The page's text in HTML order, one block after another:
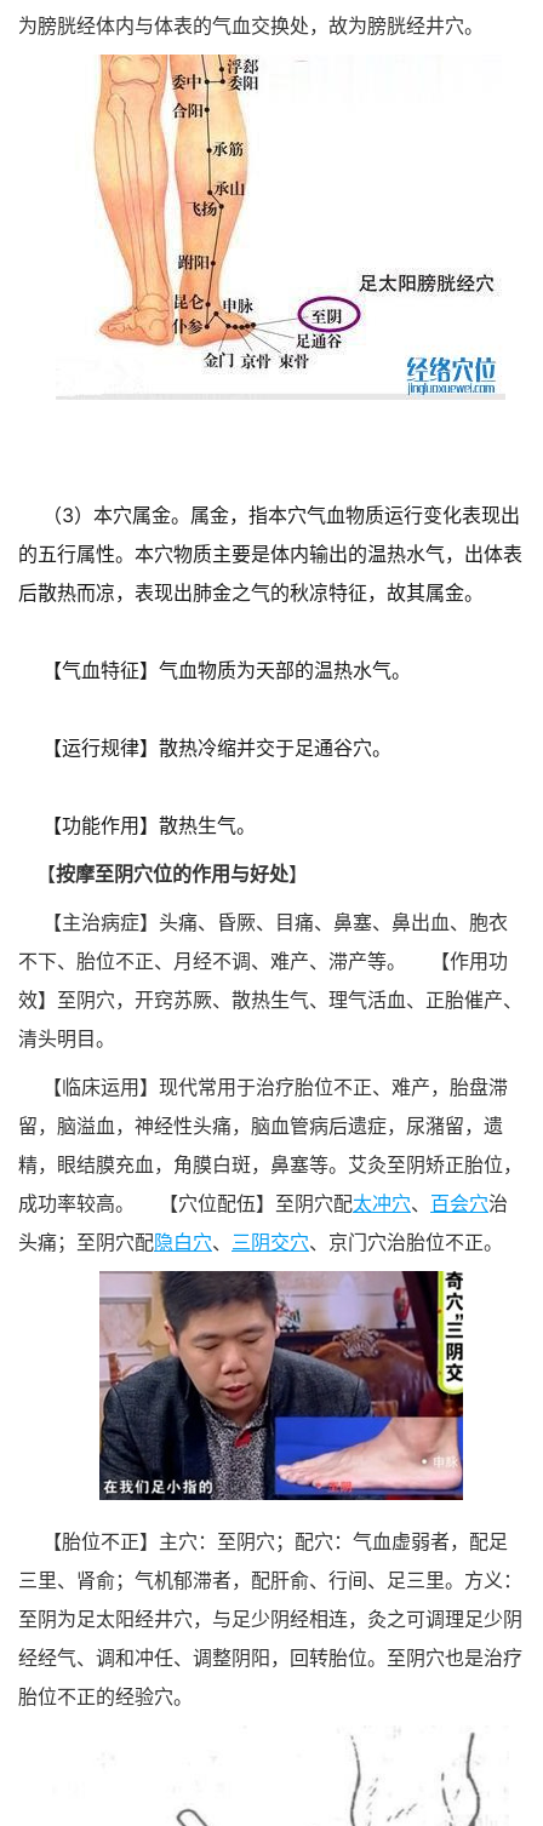
为膀胱经体内与体表的气血交换处，故为膀胱经井穴。
（3）本穴属金。属金，指本穴气血物质运行变化表现出
的五行属性。本穴物质主要是体内输出的温热水气，出体表
后散热而凉，表现出肺金之气的秋凉特征，故其属金。
【气血特征】气血物质为天部的温热水气。
【运行规律】散热冷缩并交于足通谷穴。
【功能作用】散热生气。
【按摩至阴穴位的作用与好处】
【主治病症】头痛、昏厥、目痛、鼻塞、鼻出血、胞衣
不下、胎位不正、月经不调、难产、滞产等。
【作用功
效】至阴穴，开窍苏厥、散热生气、理气活血、正胎催产、
清头明目。
【临床运用】现代常用于治疗胎位不正、难产，胎盘滞
留，脑溢血，神经性头痛，脑血管病后遗症，尿潴留，遗
精，眼结膜充血，角膜白斑，鼻塞等。艾灸至阴矫正胎位，
成功率较高。
【穴位配伍】至阴穴配太冲穴、 百会穴治
头痛；至阴穴配隐白穴、 三阴交穴、京门穴治胎位不正。
【胎位不正】主穴：至阴穴；配穴：气血虚弱者，配足
三里、肾俞；气机郁滞者，配肝俞、行间、足三里。方义：
至阴为足太阳经井穴，与足少阴经相连，灸之可调理足少阴
经经气、调和冲任、调整阴阳，回转胎位。至阴穴也是治疗
胎位不正的经验穴。